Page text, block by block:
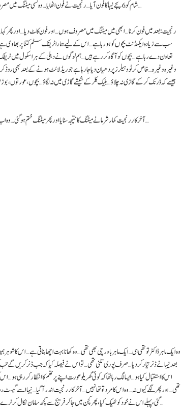
شام کو 6 بجے نیہا کا فون آیا… رنجیت نے فون اٹھایا… وہ کسی میٹنگ میں مصروف تھا… نہ چاہتے ہوئے بھی اٹھایا… ہیلو… دوسری طرف نیہا نے صرف اتنا کہا… آپ سے بات کرنی تھی…
رنجیت: بعد میں فون کرنا… ابھی میں میٹنگ میں مصروف ہوں… اور فون کاٹ دیا… اور پھر
سب سے زیادہ ایکسڈنٹ بچوں کو ہو رہا ہے… اس کے لیے ہمارا ٹریفک سسٹم کتنا پربھاوی
تعاون دے رہا ہے… بچوں کو آگاہ کر رہے ہیں… ہم لوگوں نے دہلی کے ہر اسکول میں
جیسے کہ ڈرنک کر کے گاڑی نہ چلاؤ… بلیک کلر کے شیشے گاڑی میں نہ لگاؤ… بچوں، عورتوں،
آخر کار رنجیت کمار شرما نے میٹنگ کا نتیجہ سنایا اور پھر میٹنگ ختم ہو گئی… وہ اب اپنے موبائل سے نیہا کو فون ملایا… نیہا… ہاں بولو بیٹے… کیسے فون کیا تھا… سوری… میٹنگ میں مصروف تھا…
وہ ایک ماہر ڈاکٹر تو تھی ہی… ایک ماہر باورچی بھی تھی… وہ کھانا بہت اچھا بناتی ہے… اس کا شوہر
بعد نیہا نے ڈنر تیار کر دیا… صرف پوری تلنی تھی… تو اس نے فیصلہ کیا کہ جب ڈنر کریں گے
اس کا استقبال کیا ہو… ایسا لگ رہا تھا کہ کوئی گھریلو عورت اپنے پرتھم کا انتظار کر رہی
تھی… اور پھر لگے کیوں نہ… وہ اس کا مرد تو تھا نہیں… آخر کار رنجیت اندر آ گیا… نیہا اسے
گئی، پہلے اس نے خود کو ٹھیک کیا، پھر کچن میں جا کر فریج سے کچھ سامان نکال کر ٹرے میں لگایا اور گیسٹ روم کی طرف چل دی… سارے سامان کو گیسٹ روم کے ڈائننگ ٹیبل پر سجانے لگی…